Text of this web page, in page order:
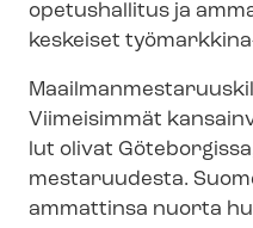
opetushallitus ja
keskeiset
Viimeisimmät
lut olivat
mestaruudesta.
ammattinsa nuorta